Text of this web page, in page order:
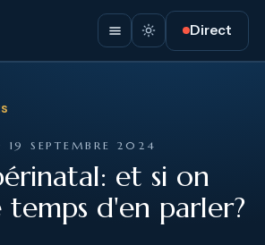
Direct
19 SEPTEMBRE 2024
et si on
d'en parler?